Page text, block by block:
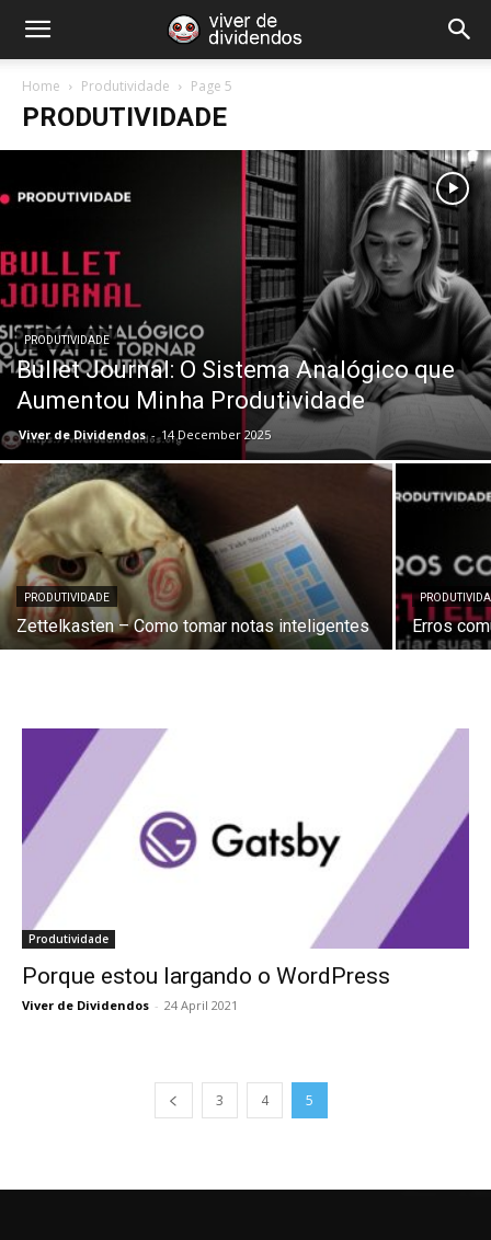
Home Produtividade Page 5
PRODUTIVIDADE
PRODUTIVIDADE
Bullet Journal: O Sistema Analógico que
Aumentou Minha Produtividade
Viver de Dividendos - 14 December 2025
PRODUTIVIDADE
Zettelkasten – Como tomar notas inteligentes Erros
Produtividade
Porque estou largando o WordPress
Viver de Dividendos - 24 April 2021
3 4 5